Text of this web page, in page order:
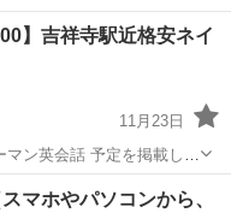
世界を見ないなんて、も
】吉祥寺駅近格安ネイ
11月23日
マホやパソコンから、